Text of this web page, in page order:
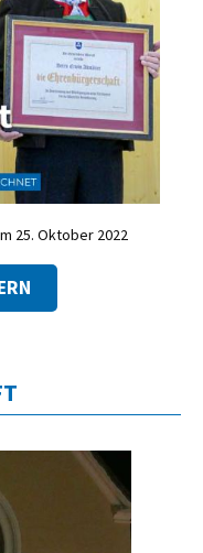
25. Oktober 2022